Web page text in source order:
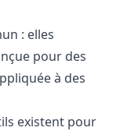
: elles
pour des
à des
existent pour